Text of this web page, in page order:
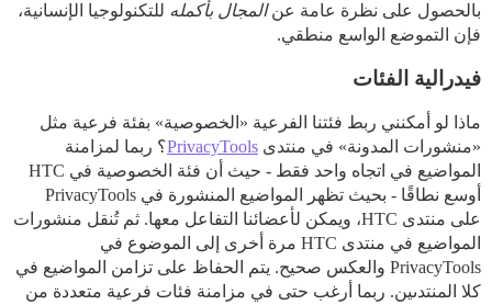
بالحصول على نظرة عامة عنالمجال بأكمله للتكنولوجيا الإنسانية،
فإن التموضع الواسع منطقي.
فيدرالية الفئات
ماذا لو أمكنني ربط فئتنا الفرعية «الخصوصية» بفئة فرعية مثل
«منشورات المدونة» في منتدى PrivacyTools؟ ربما لمزامنة
المواضيع في اتجاه واحد فقط - حيث أن فئة الخصوصية في HTC
أوسع نطاقًا - بحيث تظهر المواضيع المنشورة في PrivacyTools
على منتدى HTC، ويمكن لأعضائنا التفاعل معها. ثم تُنقل منشورات
المواضيع في منتدى HTC مرة أخرى إلى الموضوع في
PrivacyTools والعكس صحيح. يتم الحفاظ على تزامن المواضيع في
كلا المنتدىين. ربما أرغب حتى في مزامنة فئات فرعية متعددة من